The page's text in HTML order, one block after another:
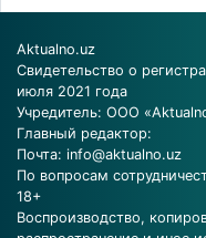
Aktualno.uz
Свидетельство о
июля 2021 года
Учредитель: ООО
Главный редактор:
Почта: info@aktualno.uz
По вопросам
18+
Воспроизводство,